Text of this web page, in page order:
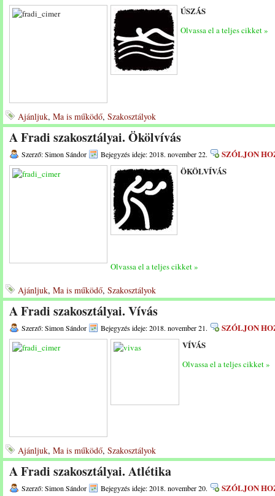
ÚSZÁS
Olvassa el a teljes cikket »
Ajánljuk, Ma is működő, Szakosztályok
A Fradi szakosztályai. Ökölvívás
Szerző: Simon Sándor Bejegyzés ideje: 2018. november 22.
SZÓLJON
ÖKÖLVÍVÁS
Olvassa el a teljes cikket »
Ajánljuk, Ma is működő, Szakosztályok
A Fradi szakosztályai. Vívás
Szerző: Simon Sándor Bejegyzés ideje: 2018. november 21.
SZÓLJON
VÍVÁS
Olvassa el a teljes cikket »
Ajánljuk, Ma is működő, Szakosztályok
A Fradi szakosztályai. Atlétika
Szerző: Simon Sándor Bejegyzés ideje: 2018. november 20.
SZÓLJON